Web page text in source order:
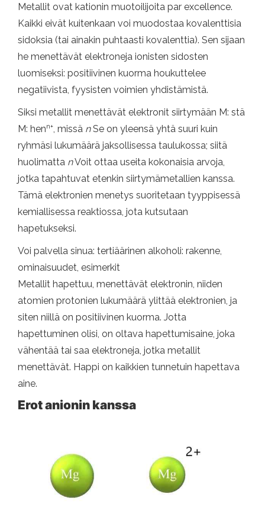
Metallit ovat kationin muotoilijoita par excellence.
Kaikki eivät kuitenkaan voi muodostaa kovalenttisia
sidoksia (tai ainakin puhtaasti kovalenttia). Sen sijaan
he menettävät elektroneja ionisten sidosten
luomiseksi: positiivinen kuorma houkuttelee
negatiivista, fyysisten voimien yhdistämistä.
Siksi metallit menettävät elektronit siirtymään M: stä
M: henn+ , missä nSe on yleensä yhtä suuri kuin
ryhmäsi lukumäärä jaksollisessa taulukossa; siitä
huolimatta nVoit ottaa useita kokonaisia ​​arvoja,
jotka tapahtuvat etenkin siirtymämetallien kanssa.
Tämä elektronien menetys suoritetaan tyyppisessä
kemiallisessa reaktiossa, jota kutsutaan
hapetukseksi.
Voi palvella sinua: tertiäärinen alkoholi: rakenne,
ominaisuudet, esimerkit
Metallit hapettuu, menettävät elektronin, niiden
atomien protonien lukumäärä ylittää elektronien, ja
siten niillä on positiivinen kuorma. Jotta
hapettuminen olisi, on oltava hapettumisaine, joka
vähentää tai saa elektroneja, jotka metallit
menettävät. Happi on kaikkien tunnetuin hapettava
aine.
Erot anionin kanssa